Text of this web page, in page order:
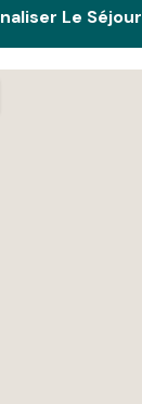
Le Séjour